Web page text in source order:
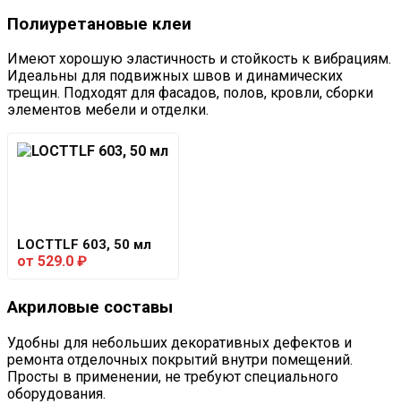
Полиуретановые клеи
Имеют хорошую эластичность и стойкость к вибрациям.
Идеальны для подвижных швов и динамических
трещин. Подходят для фасадов, полов, кровли, сборки
элементов мебели и отделки.
LOCTTLF 603, 50 мл
от 529.0 ₽
Акриловые составы
Удобны для небольших декоративных дефектов и
ремонта отделочных покрытий внутри помещений.
Просты в применении, не требуют специального
оборудования.